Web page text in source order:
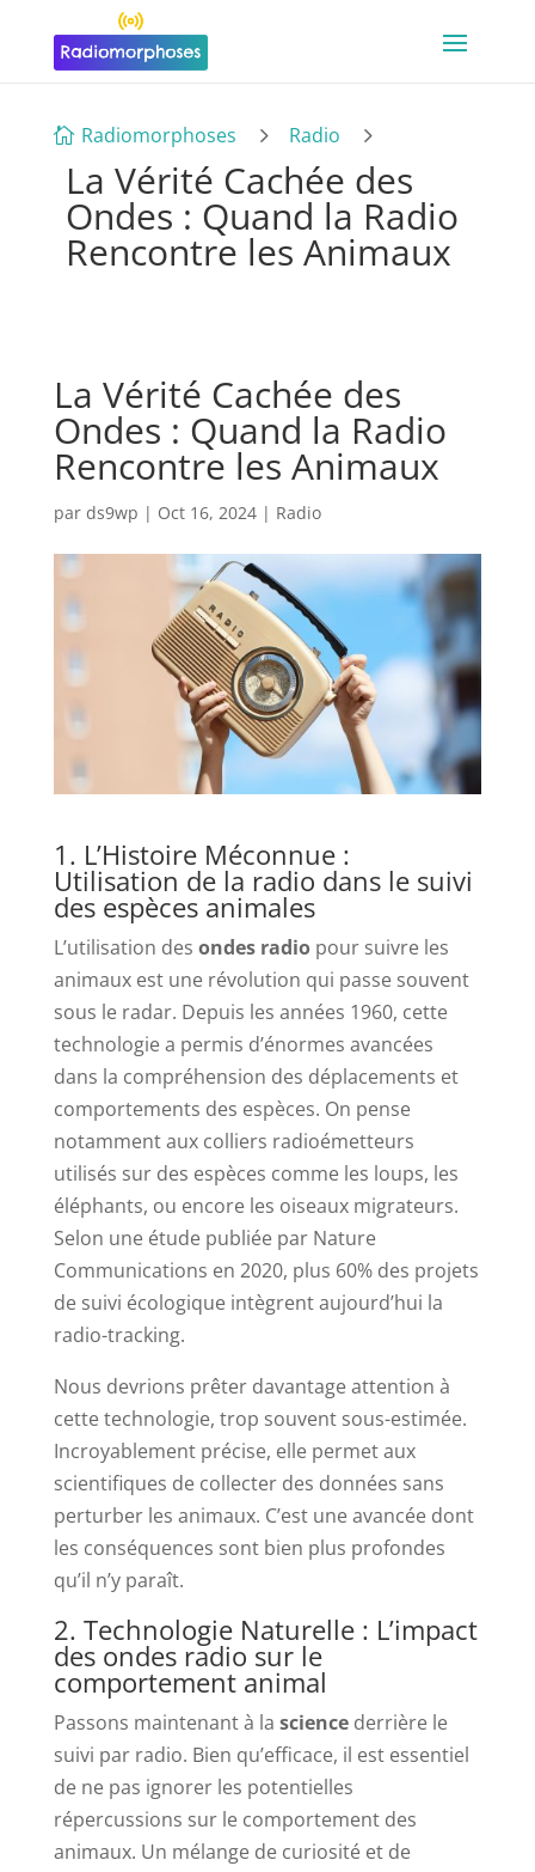
 Radiomorphoses 5 Radio 5
La Vérité Cachée des
Ondes : Quand la Radio
Rencontre les Animaux
La Vérité Cachée des
Ondes : Quand la Radio
Rencontre les Animaux
par ds9wp | Oct 16, 2024| Radio
1. L’Histoire Méconnue :
Utilisation de la radio dans le suivi
des espèces animales
L’utilisation des ondes radiopour suivre les
animaux est une révolution qui passe souvent
sous le radar. Depuis les années 1960, cette
technologie a permis d’énormes avancées
dans la compréhension des déplacements et
comportements des espèces. On pense
notamment aux colliers radioémetteurs
utilisés sur des espèces comme les loups, les
éléphants, ou encore les oiseaux migrateurs.
Selon une étude publiée par Nature
Communications en 2020, plus 60% des projets
de suivi écologique intègrent aujourd’hui la
radio-tracking.
Nous devrions prêter davantage attention à
cette technologie, trop souvent sous-estimée.
Incroyablement précise, elle permet aux
scientifiques de collecter des données sans
perturber les animaux. C’est une avancée dont
les conséquences sont bien plus profondes
qu’il n’y paraît.
2. Technologie Naturelle : L’impact
des ondes radio sur le
comportement animal
Passons maintenant à la sciencederrière le
suivi par radio. Bien qu’efficace, il est essentiel
de ne pas ignorer les potentielles
répercussions sur le comportement des
animaux. Un mélange de curiosité et de